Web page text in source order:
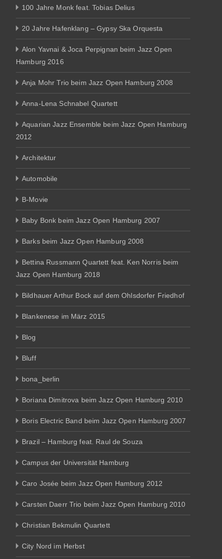
100 Jahre Monk feat. Tobias Delius
20 Jahre Hafenklang – Gypsy Ska Orquesta
Alon Yavnai & Joca Perpignan beim Jazz Open
Hamburg 2016
Anja Mohr Trio beim Jazz Open Hamburg 2008
Anna-Lena Schnabel Quartett
Aquarian Jazz Ensemble beim Jazz Open Hamburg
2012
Architektur
Automobile
B-Movie
Baby Bonk beim Jazz Open Hamburg 2007
Barks beim Jazz Open Hamburg 2008
Bettina Russmann Quartett feat. Ken Norris beim
Jazz Open Hamburg 2018
Bildhauer Arthur Bock auf dem Ohlsdorfer Friedhof
Blankenese im März 2015
Blog
Bluff
bona_berlin
Boriana Dimitrova beim Jazz Open Hamburg 2010
Boris Electric Band beim Jazz Open Hamburg 2007
Brazil – Hamburg feat. Raul de Souza
Campus der Universität Hamburg
Caro Josée beim Jazz Open Hamburg 2012
Carsten Daerr Trio beim Jazz Open Hamburg 2010
Christian Bekmulin Quartett
City Nord im Herbst